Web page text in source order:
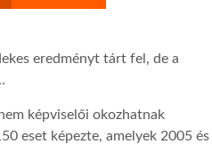
eredményt tárt fel, de a
képviselői okozhatnak
eset képezte, amelyek 2005 és